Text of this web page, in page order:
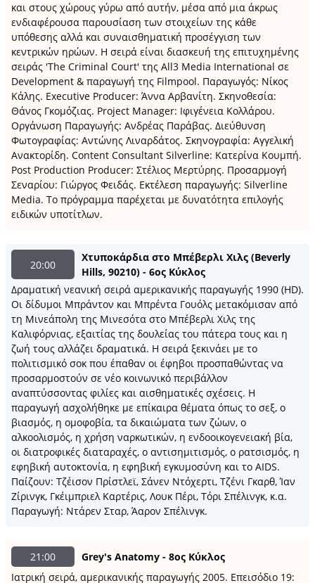
και στους χώρους γύρω από αυτήν, μέσα από μια άκρως
ενδιαφέρουσα παρουσίαση των στοιχείων της κάθε
υπόθεσης αλλά και συναισθηματική προσέγγιση των
κεντρικών ηρώων. Η σειρά είναι διασκευή της επιτυχημένης
σειράς 'The Criminal Court' της All3 Media International σε
Development & παραγωγή της Filmpool. Παραγωγός: Νίκος
Κάλης. Executive Producer: Άννα Αρβανίτη. Σκηνοθεσία:
Θάνος Γκομόζιας. Project Manager: Ιφιγένεια Κολλάρου.
Οργάνωση Παραγωγής: Ανδρέας Παράβας. Διεύθυνση
Φωτογραφίας: Αντώνης Λιναρδάτος. Σκηνογραφία: Αγγελική
Ανακτορίδη. Content Consultant Silverline: Κατερίνα Κουμπή.
Post Production Producer: Στέλιος Μερτύρης. Προσαρμογή
Σεναρίου: Γιώργος Φειδάς. Εκτέλεση παραγωγής: Silverline
Media. Το πρόγραμμα παρέχεται με δυνατότητα επιλογής
ειδικών υποτίτλων.
20:00
Χτυποκάρδια στο Μπέβερλι Χιλς (Beverly
Hills, 90210) - 6ος Κύκλος
Δραματική νεανική σειρά αμερικανικής παραγωγής 1990 (HD).
Oι δίδυμοι Μπράντον και Μπρέντα Γουόλς μετακόμισαν από
τη Μινεάπολη της Μινεσότα στο Μπέβερλι Χιλς της
Καλιφόρνιας, εξαιτίας της δουλείας του πάτερα τους και η
ζωή τους αλλάζει δραματικά. Η σειρά ξεκινάει με το
πολιτισμικό σοκ που έπαθαν οι έφηβοι προσπαθώντας να
προσαρμοστούν σε νέο κοινωνικό περιβάλλον
αναπτύσσοντας φιλίες και αισθηματικές σχέσεις. Η
παραγωγή ασχολήθηκε με επίκαιρα θέματα όπως το σεξ, ο
βιασμός, η ομοφοβία, τα δικαιώματα των ζώων, ο
αλκοολισμός, η χρήση ναρκωτικών, η ενδοοικογενειακή βία,
οι διατροφικές διαταραχές, ο αντισημιτισμός, ο ρατσισμός, η
εφηβική αυτοκτονία, η εφηβική εγκυμοσύνη και το AIDS.
Παίζουν: Τζέισον Πρίστλεϊ, Σάνεν Ντόχερτι, Τζένι Γκαρθ, Ίαν
Ζίρινγκ, Γκέιμπριελ Καρτέρις, Λουκ Πέρι, Τόρι Σπέλινγκ, κ.α.
Παραγωγή: Ντάρεν Σταρ, Άαρον Σπέλινγκ.
21:00
Grey's Anatomy - 8ος Κύκλος
Ιατρική σειρά, αμερικανικής παραγωγής 2005. Επεισόδιο 19: